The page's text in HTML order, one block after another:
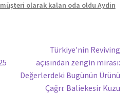
olarak kalan oda oldu Aydin
Sonraki
yazı:
Türkiye'nin Reviving
açısından zengin mirası:
Değerlerdeki Bugünün Ürünü
Çağrı: Baliekesir Kuzu